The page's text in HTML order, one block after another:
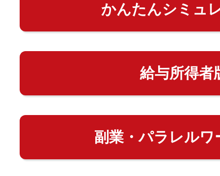
かんたんシミュ
給与所得者
副業・パラレルワ